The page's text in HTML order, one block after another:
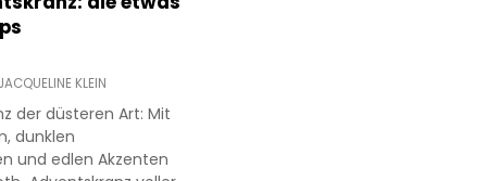
JACQUELINE KLEIN
der düsteren Art: Mit
dunklen
und edlen Akzenten